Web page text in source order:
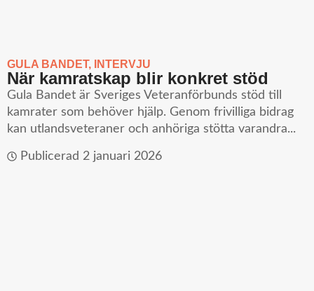
GULA BANDET, INTERVJU
När kamratskap blir konkret stöd
Gula Bandet är Sveriges Veteranförbunds stöd till
kamrater som behöver hjälp. Genom frivilliga bidrag
kan utlandsveteraner och anhöriga stötta varandra...
Publicerad 2 januari 2026